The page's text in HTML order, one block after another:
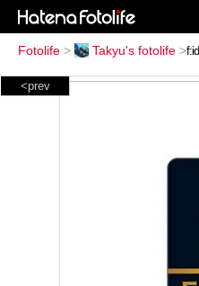
Fotolife > Takyu's fotolife >
<prev